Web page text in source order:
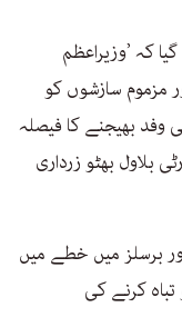
کہ ’وزیراعظم
مزموم سازشوں کو
وفد بھیجنے کا فیصلہ
بلاول بھٹو زرداری
برسلز میں خطے میں
کرنے کی